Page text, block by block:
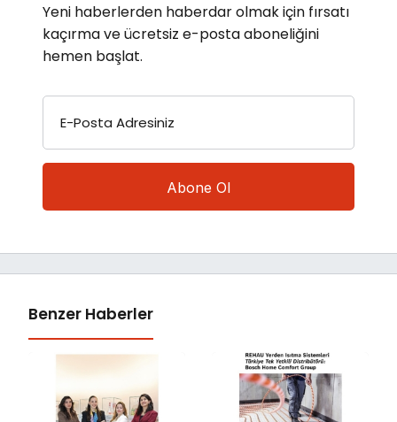
Yeni haberlerden haberdar olmak için fırsatı
kaçırma ve ücretsiz e-posta aboneliğini
hemen başlat.
E-Posta Adresiniz
Benzer Haberler